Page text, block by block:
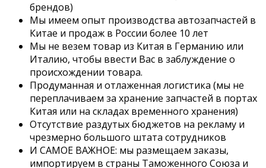
брендов)
Мы имеем опыт производства автозапчастей в
Китае и продаж в России более 10 лет
Мы не везем товар из Китая в Германию или
Италию, чтобы ввести Вас в заблуждение о
происхождении товара.
Продуманная и отлаженная логистика (мы не
переплачиваем за хранение запчастей в портах
Китая или на складах временного хранения)
Отсутствие раздутых бюджетов на рекламу и
чрезмерно большого штата сотрудников
И САМОЕ ВАЖНОЕ: мы размещаем заказы,
импортируем в страны Таможенного Союза и